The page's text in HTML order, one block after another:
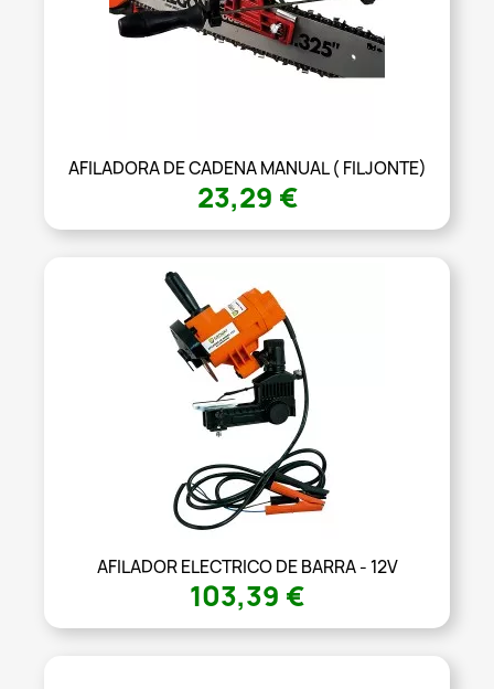
AFILADORA DE CADENA MANUAL ( FILJONTE)
23,29 €
AFILADOR ELECTRICO DE BARRA - 12V
103,39 €